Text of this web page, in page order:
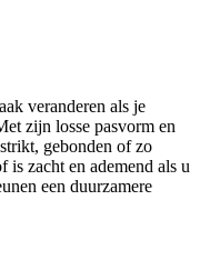
veranderen als je
zijn losse pasvorm en
gebonden of zo
is zacht en ademend als u
een duurzamere